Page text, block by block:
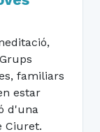
familiars
estar
d'una
Ciuret.